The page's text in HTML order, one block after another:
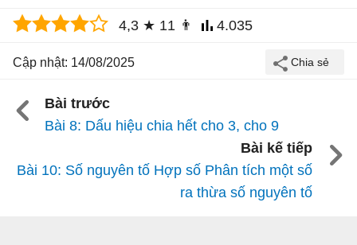
4,3 ★ 11 👨 4.035
Cập nhật: 14/08/2025
Bài trước
Bài 8: Dấu hiệu chia hết cho 3, cho 9
Bài kế tiếp
Bài 10: Số nguyên tố Hợp số Phân tích một số
ra thừa số nguyên tố